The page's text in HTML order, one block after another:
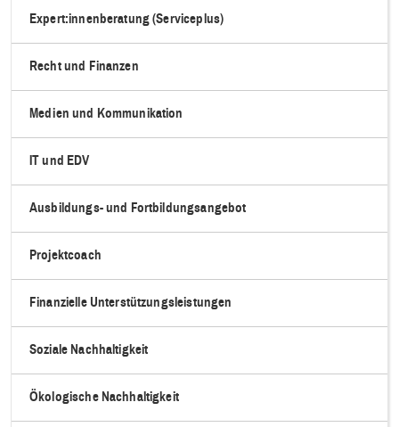
Expert:innenberatung (Serviceplus)
Recht und Finanzen
Medien und Kommunikation
IT und EDV
Ausbildungs- und Fortbildungsangebot
Projektcoach
Finanzielle Unterstützungsleistungen
Soziale Nachhaltigkeit
Ökologische Nachhaltigkeit